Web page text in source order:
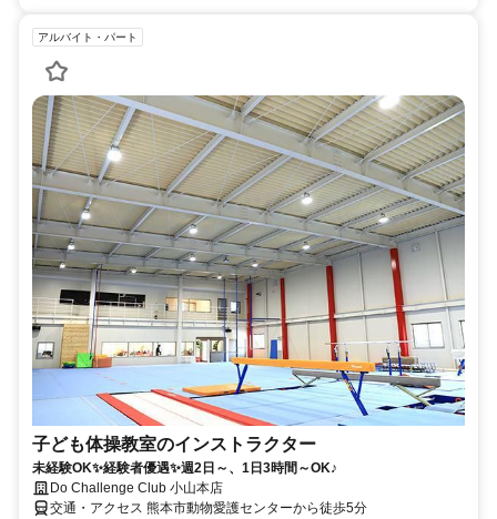
アルバイト・パート
子ども体操教室のインストラクター
未経験OK✨経験者優遇✨週2日～、1日3時間～OK♪
Do Challenge Club 小山本店
交通・アクセス 熊本市動物愛護センターから徒歩5分